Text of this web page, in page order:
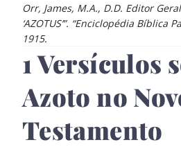
Orr, James, M.A., D.D. Editor
‘AZOTUS’”. “Enciclopédia Bíblica
1915.
1 Versículos
Azoto no
Testamento